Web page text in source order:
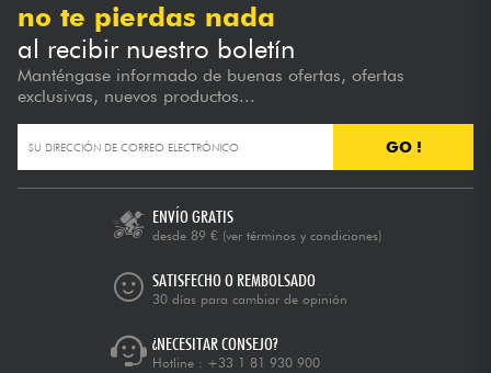
no te pierdas nada
al recibir nuestro boletín
Manténgase informado de buenas ofertas, ofertas
exclusivas, nuevos productos...
GO !
ENVÍO GRATIS
desde 89 € (ver términos y condiciones)
SATISFECHO O REMBOLSADO
30 días para cambiar de opinión
¿NECESITAR CONSEJO?
Hotline : +33 1 81 930 900